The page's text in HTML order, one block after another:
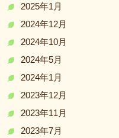
2025年1月
2024年12月
2024年10月
2024年5月
2024年1月
2023年12月
2023年11月
2023年7月